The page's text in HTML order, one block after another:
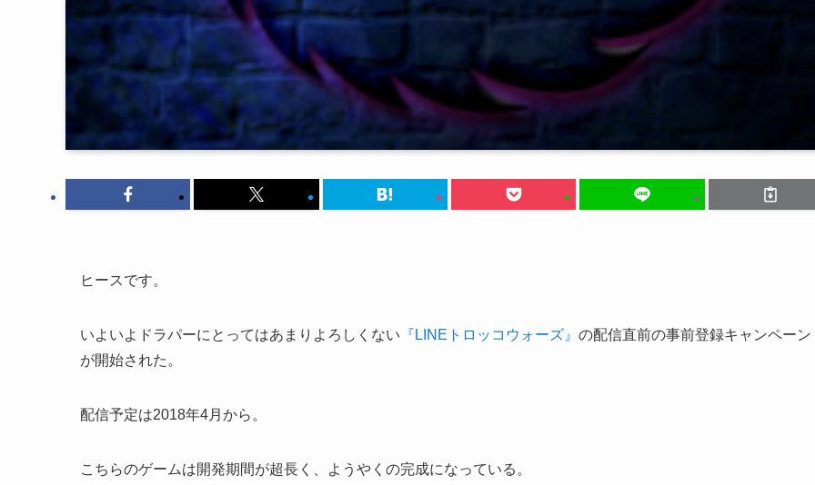
ヒースです。
いよいよドラパーにとってはあまりよろしくない 『LINEトロッコウォーズ』 の配信直前の事前登録キャンペーン
が開始された。
配信予定は2018年4月から。
こちらのゲームは開発期間が超長く、ようやくの完成になっている。